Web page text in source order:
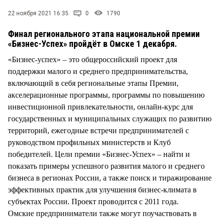
22 ноября 2021 16:35 0 1790
Финал регионального этапа национальной премии
«Бизнес-Успех» пройдёт в Омске 1 декабря.
«Бизнес-успех» – это общероссийский проект для
поддержки малого и среднего предпринимательства,
включающий в себя региональные этапы Премии,
акселерационные программы, программы по повышению
инвестиционной привлекательности, онлайн-курс для
государственных и муниципальных служащих по развитию
территорий, ежегодные встречи предпринимателей с
руководством профильных министерств и Клуб
победителей. Цели премии «Бизнес-Успех» – найти и
показать примеры успешного развития малого и среднего
бизнеса в регионах России, а также поиск и тиражирование
эффективных практик для улучшения бизнес-климата в
субъектах России. Проект проводится с 2011 года.
Омские предприниматели также могут поучаствовать в